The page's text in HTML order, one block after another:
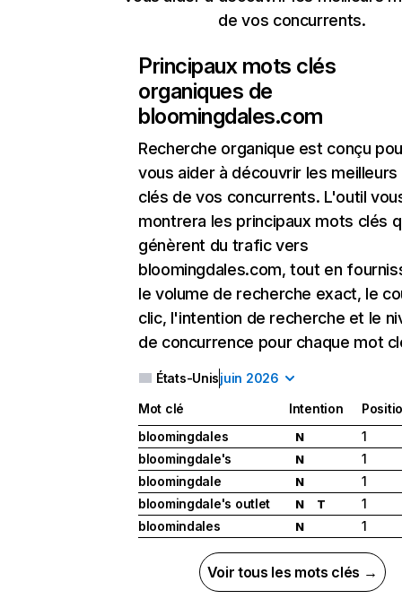
de vos concurrents.
Principaux mots clés
organiques de
bloomingdales.com
Recherche organique est conçu
vous aider à découvrir les
clés de vos concurrents. L'outil
montrera les principaux mots clés
génèrent du trafic vers
bloomingdales.com, tout en
le volume de recherche exact, le
clic, l'intention de recherche et le
de concurrence pour chaque mot
États-Unisjuin 2026
Mot clé Intention
bloomingdales
N
1
bloomingdale's
N
1
bloomingdale
N
1
bloomingdale's outlet
N T
1
bloomindales
N 1
Voir tous les mots clés →